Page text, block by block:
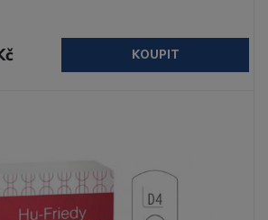
KOUPIT